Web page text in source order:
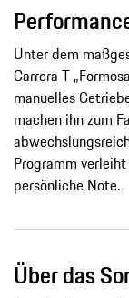
Unter dem
Carrera T
manuelles
machen ihn zum
Programm
persönliche Note.
Über das